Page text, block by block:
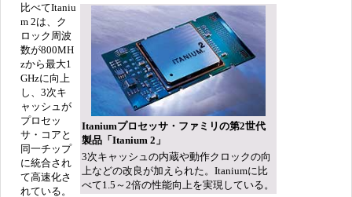
比べてItaniu
m 2は、ク
ロック周波
数が800MH
zから最大1
GHzに向上
し、3次キ
ャッシュが
プロセッ
サ・コアと
同一チップ
に統合され
て高速化さ
れている。
Itaniumプロセッサ・ファミリの第2世代
製品「Itanium 2」
3次キャッシュの内蔵や動作クロックの向
上などの改良が加えられた。Itaniumに比
べて1.5～2倍の性能向上を実現している。